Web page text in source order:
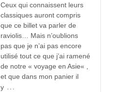
Ceux qui connaissent leurs
classiques auront compris
que ce billet va parler de
raviolis… Mais n’oublions
pas que je n’ai pas encore
utilisé tout ce que j’ai ramené
de notre « voyage en Asie« ,
et que dans mon panier il
y …